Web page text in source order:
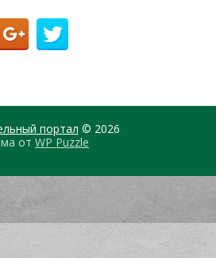
портал © 2026
от WP Puzzle